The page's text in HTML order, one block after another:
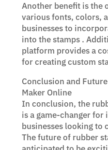
Another benefit is the
various fonts, colors,
businesses to
into the stamps .
platform provides a
for creating custom
Conclusion and
Maker Online
In conclusion, the
is a game-changer for
businesses looking to
The future of rubber